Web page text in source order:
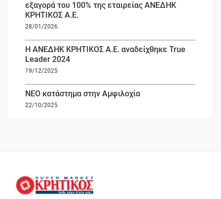
εξαγορά του 100% της εταιρείας ΑΝΕΔΗΚ
ΚΡΗΤΙΚΟΣ Α.Ε.
28/01/2026
Η ΑΝΕΔΗΚ ΚΡΗΤΙΚΟΣ Α.Ε. αναδείχθηκε True
Leader 2024
19/12/2025
ΝΕΟ κατάστημα στην Αμφιλοχία
22/10/2025